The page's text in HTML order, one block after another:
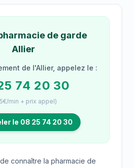
de garde
Allier
de l'Allier, appelez le :
74 20 30
min + prix appel)
le 08 25 74 20 30
connaître la pharmacie de